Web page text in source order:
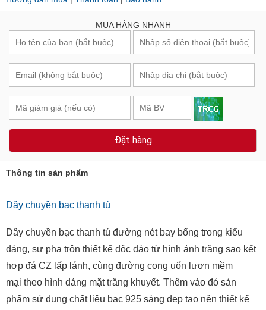
Thanh toán |Bảo hành
MUA HÀNG NHANH
Dây chuyền bạc thanh tú
Dây chuyền bạc thanh tú đường nét bay bổng trong kiểu
dáng, sự pha trộn thiết kế độc đáo từ hình ảnh trăng sao kết
hợp đá CZ lấp lánh, cùng đường cong uốn lượn mềm
mại theo hình dáng mặt trăng khuyết. Thêm vào đó sản